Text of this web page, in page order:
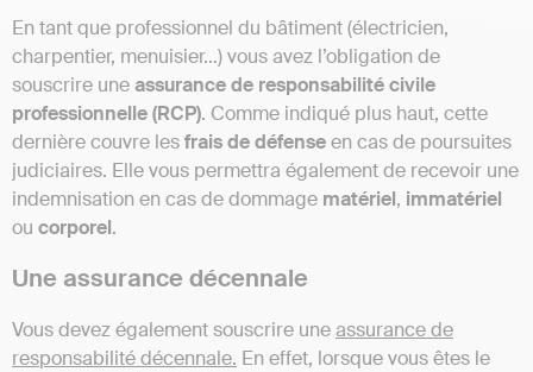
En tant que professionnel du bâtiment (électricien,
charpentier, menuisier…) vous avez l’obligation de
souscrire uneassurance de responsabilité civile
professionnelle (RCP). Comme indiqué plus haut, cette
dernière couvre lesfrais de défenseen cas de poursuites
judiciaires. Elle vous permettra également de recevoir une
indemnisation en cas de dommage matériel, immatériel
ou corporel.
Une assurance décennale
Vous devez également souscrire uneassurance de
responsabilité décennale. En effet, lorsque vous êtes le